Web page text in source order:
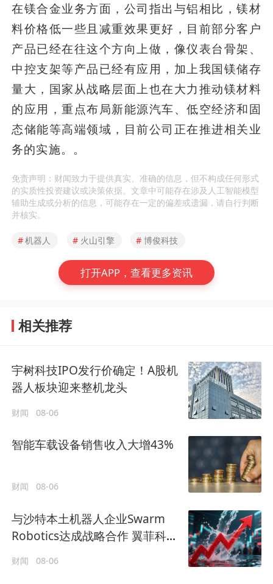
在镁合金业务方面，公司指出与铝相比，镁材
料价格低一些且减重效果更好，目前部分客户
产品已经在往这个方向上做，像仪表台骨架、
中控支架等产品已经有应用，加上我国镁储存
量大，国家从战略层面上也在大力推动镁材料
的应用，重点布局新能源汽车、低空经济和固
态储能等高端领域，目前公司正在推进相关业
务的实施。。
免责声明：财闻致力于提供真实、准确的信息，但不构成任何形式
的实质性投资建议或决策依据。文章中可能存在涉及人工智能模型
辅助生成或分析的信息，可能存在一定的偏差或遗漏，请自行判断
并核实。
#机器人 # 火山引擎 # 博俊科技
打开APP，查看更多资讯
相关推荐
宇树科技IPO发行价确定！A股机
器人板块迎来整机龙头
财闻 08-06
智能车载设备销售收入大增43%
财闻 08-06
与沙特本土机器人企业Swarm
Robotics达成战略合作 翼菲科技
财闻 08-06